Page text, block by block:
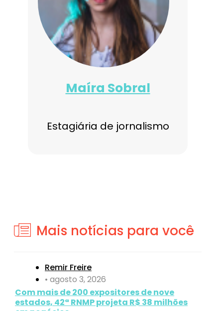
Maíra Sobral
Estagiária de jornalismo
Mais notícias para você
Remir Freire
• agosto 3, 2026
Com mais de 200 expositores de nove
estados, 42ª RNMP projeta R$ 38 milhões